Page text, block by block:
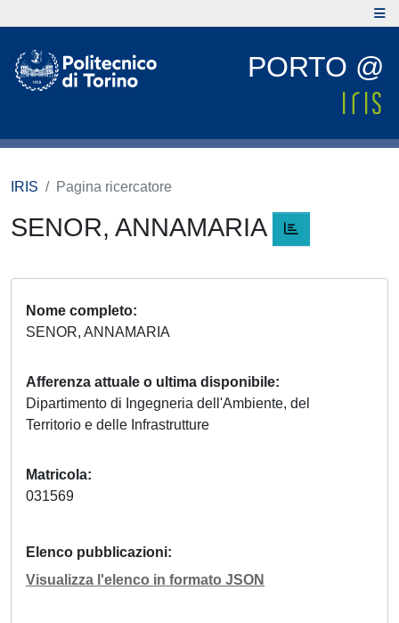
PORTO @
IRIS Pagina ricercatore
SENOR, ANNAMARIA
Nome completo
SENOR, ANNAMARIA
Afferenza attuale o ultima disponibile
Dipartimento di Ingegneria dell'Ambiente, del
Territorio e delle Infrastrutture
Matricola
031569
Elenco pubblicazioni
Visualizza l'elenco in formato JSON